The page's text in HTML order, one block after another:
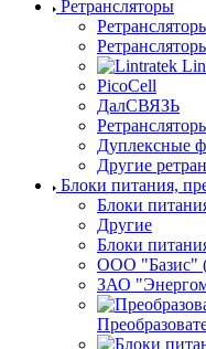
Ретрансляторы
PicoCell
ДалСВЯЗЬ
Дуплексные
Другие
Блоки питания,
Блоки
Другие
Блоки
ООО "Базис"
ЗАО